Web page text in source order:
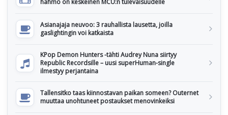
hahmo on keskeinen MCU:n tulevaisuudelle
Asianajaja neuvoo: 3 rauhallista lausetta, joilla
gaslightingin voi katkaista
KPop Demon Hunters -tähti Audrey Nuna siirtyy
Republic Recordsille – uusi superHuman-single
ilmestyy perjantaina
Tallensitko taas kiinnostavan paikan someen? Outernet
muuttaa unohtuneet postaukset menovinkeiksi